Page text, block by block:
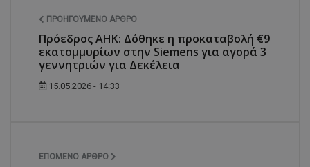
ΠΡΟΗΓΟΎΜΕΝΟ ΆΡΘΡΟ
Πρόεδρος ΑΗΚ: Δόθηκε η προκαταβολή €9
εκατομμυρίων στην Siemens για αγορά 3
γεννητριών για Δεκέλεια
15.05.2026 - 14:33
ΕΠΌΜΕΝΟ ΆΡΘΡΟ